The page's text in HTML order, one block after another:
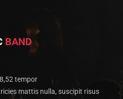
BAND
tempor
mattis nulla, suscipit risus